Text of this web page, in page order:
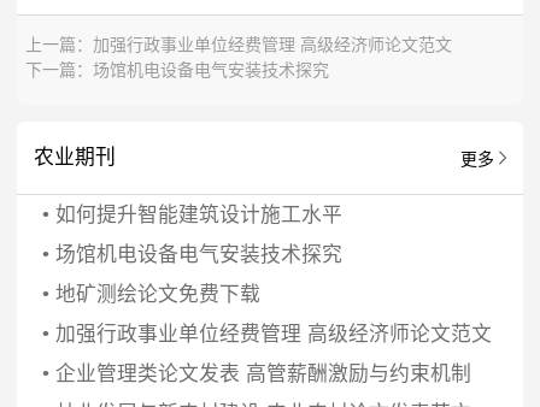
上一篇： 加强行政事业单位经费管理 高级经济师论文范文
下一篇： 场馆机电设备电气安装技术探究
农业期刊 更多
• 如何提升智能建筑设计施工水平
• 场馆机电设备电气安装技术探究
• 地矿测绘论文免费下载
• 加强行政事业单位经费管理 高级经济师论文范文
• 企业管理类论文发表 高管薪酬激励与约束机制